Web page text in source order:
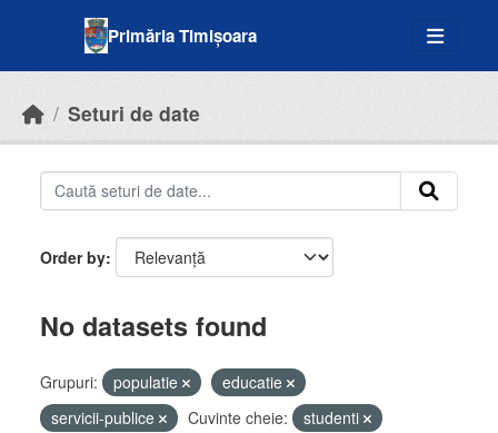
Primăria Timișoara
Seturi de date
Order by
No datasets found
Grupuri: populatie
educatie
servicii-publice
Cuvinte cheie:
studenti